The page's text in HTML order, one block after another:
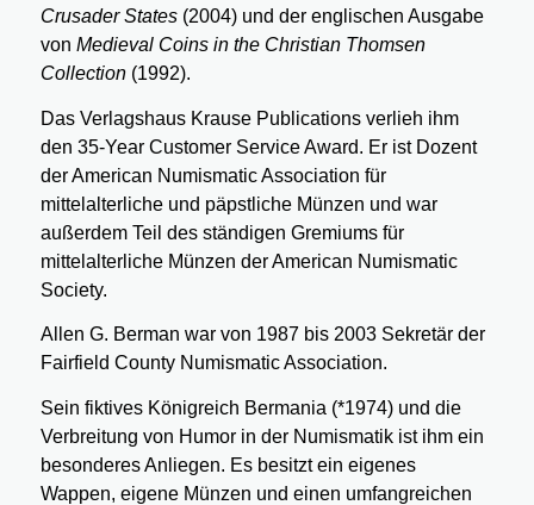
Crusader States(2004) und der englischen Ausgabe
von Medieval Coins in the Christian Thomsen
Collection(1992).
Das Verlagshaus Krause Publications verlieh ihm
den 35-Year Customer Service Award. Er ist Dozent
der American Numismatic Association für
mittelalterliche und päpstliche Münzen und war
außerdem Teil des ständigen Gremiums für
mittelalterliche Münzen der American Numismatic
Society.
Allen G. Berman war von 1987 bis 2003 Sekretär der
Fairfield County Numismatic Association.
Sein fiktives Königreich Bermania (*1974) und die
Verbreitung von Humor in der Numismatik ist ihm ein
besonderes Anliegen. Es besitzt ein eigenes
Wappen, eigene Münzen und einen umfangreichen